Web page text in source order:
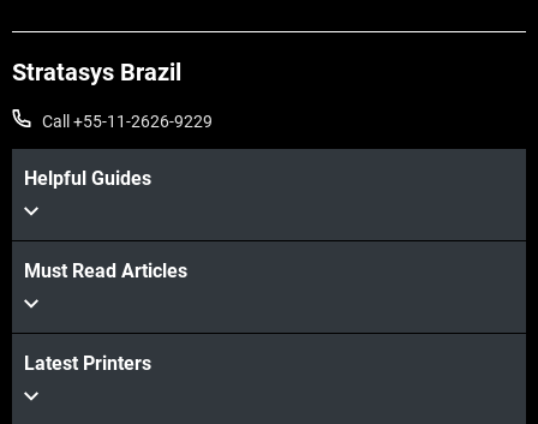
Stratasys Brazil
Call +55-11-2626-9229
Helpful Guides
Must Read Articles
Latest Printers